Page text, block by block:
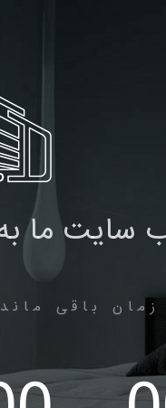
سایت ما
زمان باقی